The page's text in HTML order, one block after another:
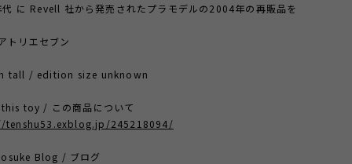
に Revell 社から発売されたプラモデルの2004年の再販品を
トリエセブン
tall / edition size unknown
toy / この商品について
tenshu53.exblog.jp/245218094/
Blog / ブログ